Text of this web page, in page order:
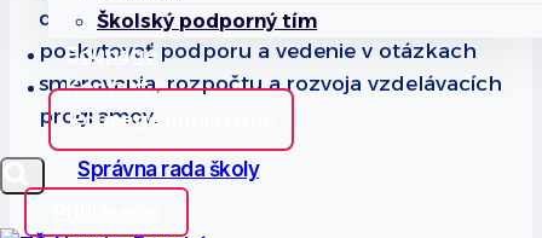
Školský podporný tím
Edupage
Kontakt
Edupage prihlásenie
dohľad nad činnosťou školy. Jej úlohou je
poskytovať podporu a vedenie v otázkach
smerovania, rozpočtu a rozvoja vzdelávacích
programov.
Správna rada školy